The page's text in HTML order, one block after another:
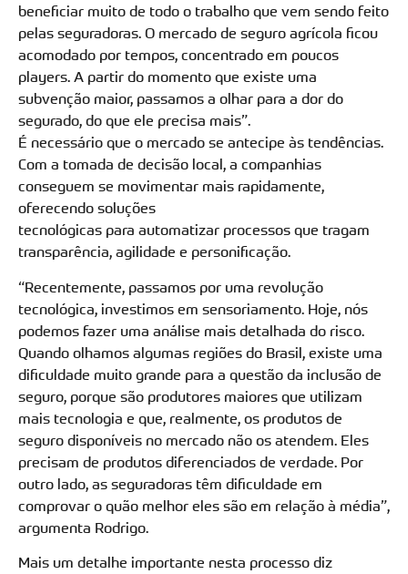
beneficiar muito de todo o trabalho que vem sendo feito
pelas seguradoras. O mercado de seguro agrícola ficou
acomodado por tempos, concentrado em poucos
players. A partir do momento que existe uma
subvenção maior, passamos a olhar para a dor do
segurado, do que ele precisa mais”.
É necessário que o mercado se antecipe às tendências.
Com a tomada de decisão local, a companhias
conseguem se movimentar mais rapidamente,
oferecendo soluções
tecnológicas para automatizar processos que tragam
transparência, agilidade e personificação.
“Recentemente, passamos por uma revolução
tecnológica, investimos em sensoriamento. Hoje, nós
podemos fazer uma análise mais detalhada do risco.
Quando olhamos algumas regiões do Brasil, existe uma
dificuldade muito grande para a questão da inclusão de
seguro, porque são produtores maiores que utilizam
mais tecnologia e que, realmente, os produtos de
seguro disponíveis no mercado não os atendem. Eles
precisam de produtos diferenciados de verdade. Por
outro lado, as seguradoras têm dificuldade em
comprovar o quão melhor eles são em relação à média”,
argumenta Rodrigo.
Mais um detalhe importante nesta processo diz